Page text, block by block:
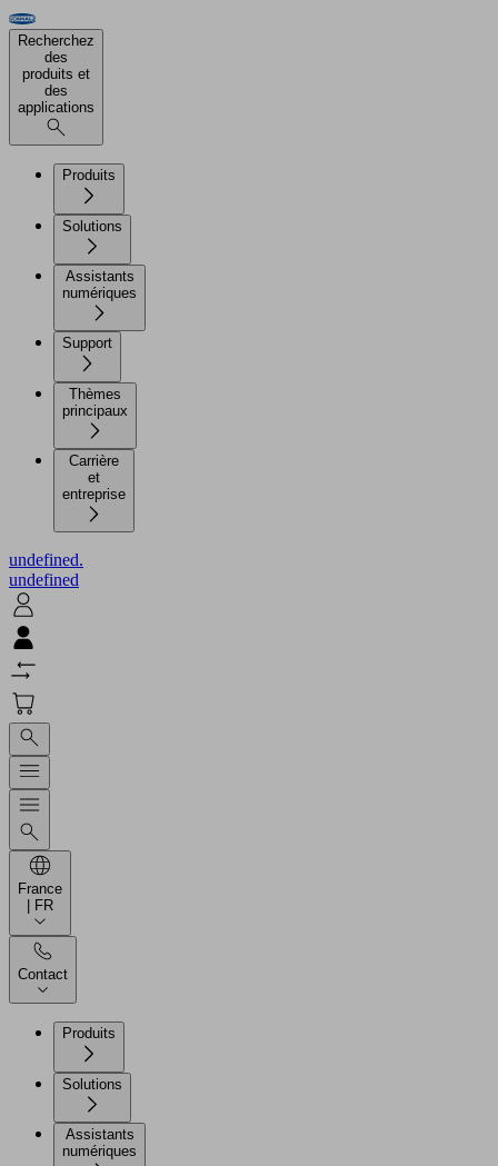
Recherchez
des
produits et
des
applications
Produits
Solutions
Assistants
numériques
Support
Thèmes
principaux
Carrière
et
entreprise
undefined.
undefined
France
| FR
Contact
Produits
Solutions
Assistants
numériques